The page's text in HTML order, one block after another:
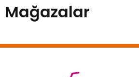
Mağazalar